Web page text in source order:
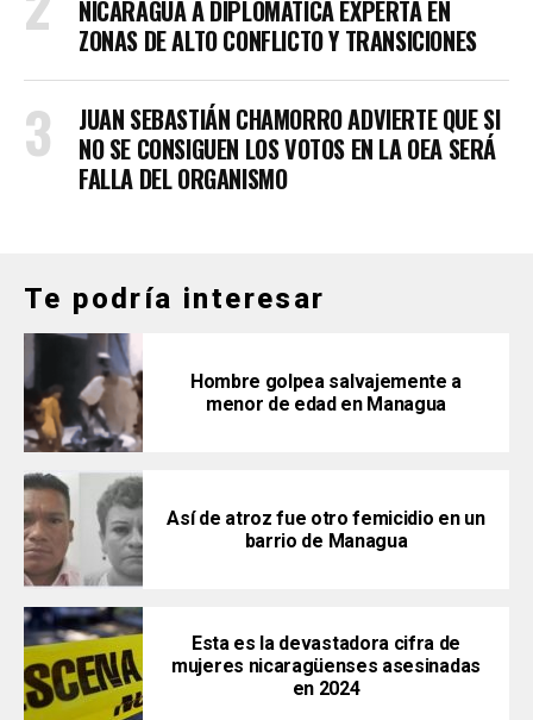
NICARAGUA A DIPLOMÁTICA EXPERTA EN
ZONAS DE ALTO CONFLICTO Y TRANSICIONES
JUAN SEBASTIÁN CHAMORRO ADVIERTE QUE SI
NO SE CONSIGUEN LOS VOTOS EN LA OEA SERÁ
FALLA DEL ORGANISMO
Te podría interesar
Hombre golpea salvajemente a
menor de edad en Managua
Así de atroz fue otro femicidio en un
barrio de Managua
Esta es la devastadora cifra de
mujeres nicaragüenses asesinadas
en 2024